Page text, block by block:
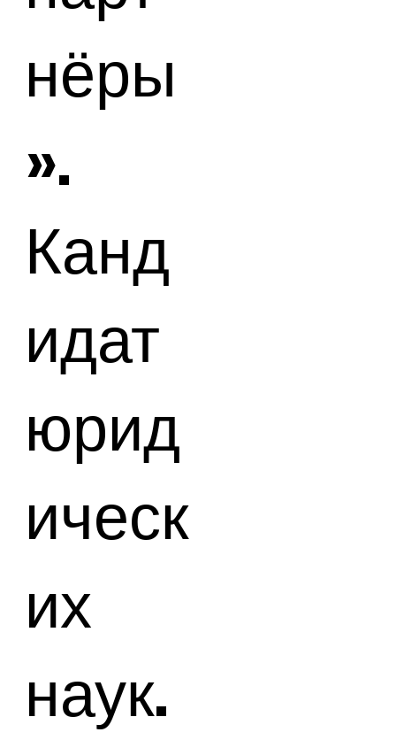
нёры
».
Канд
идат
юрид
ическ
их
наук.